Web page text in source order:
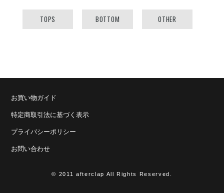
TOPS BOTTOM OTHER
お買い物ガイド
特定商取引法に基づく表示
プライバシーポリシー
お問い合わせ
© 2011 afterclap All Rights Reserved.